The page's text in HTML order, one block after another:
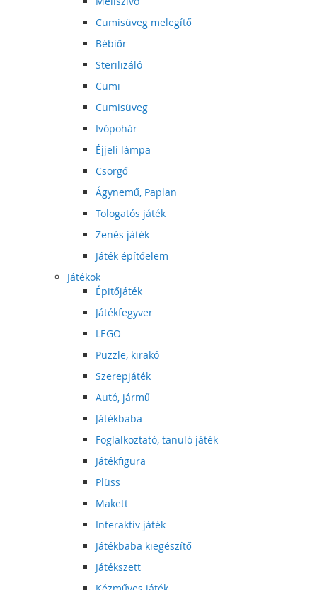
Cumisüveg melegítő
Bébiőr
Sterilizáló
Cumi
Cumisüveg
Ivópohár
Éjjeli lámpa
Csörgő
Ágynemű, Paplan
Tologatós játék
Zenés játék
Játék építőelem
Játékok
Épitőjáték
Játékfegyver
LEGO
Puzzle, kirakó
Szerepjáték
Autó, jármű
Játékbaba
Foglalkoztató, tanuló játék
Játékfigura
Plüss
Makett
Interaktív játék
Játékbaba kiegészítő
Játékszett